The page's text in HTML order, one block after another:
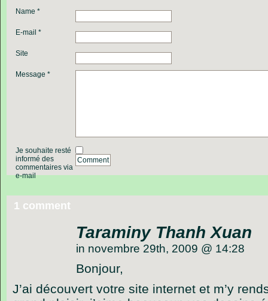
Name *
E-mail *
Site
Message *
Je souhaite resté
informé des
commentaires via
e-mail
Comment
1 comment
Taraminy Thanh Xuan
in novembre 29th, 2009 @ 14:28
Bonjour,
J’ai découvert votre site internet et m’y